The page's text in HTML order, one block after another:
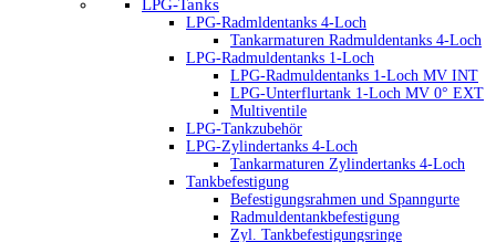
LPG-Tanks
LPG-Radmldentanks 4-Loch
Tankarmaturen Radmuldentanks 4-Loch
LPG-Radmuldentanks 1-Loch
LPG-Radmuldentanks 1-Loch MV INT
LPG-Unterflurtank 1-Loch MV 0° EXT
Multiventile
LPG-Tankzubehör
LPG-Zylindertanks 4-Loch
Tankarmaturen Zylindertanks 4-Loch
Tankbefestigung
Befestigungsrahmen und Spanngurte
Radmuldentankbefestigung
Zyl. Tankbefestigungsringe